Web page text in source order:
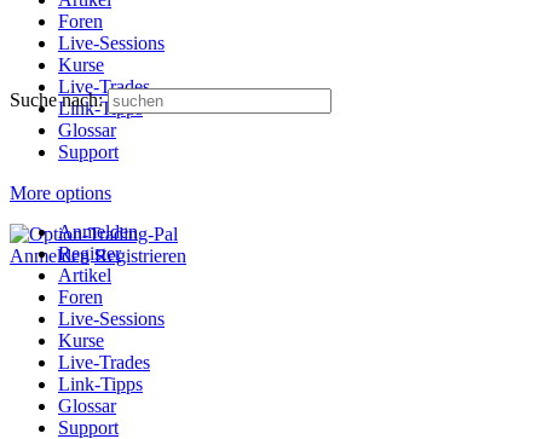
Foren
Live-Sessions
Kurse
Live-Trades
Link-Tipps
Glossar
Support
More options
Anmelden Registrieren
Suche nach:
Anmelden
Register
Artikel
Foren
Live-Sessions
Kurse
Live-Trades
Link-Tipps
Glossar
Support